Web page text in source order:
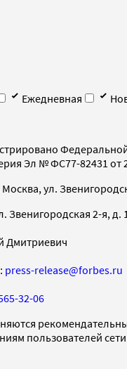
Ежедневная
Эл № ФС77-82431 от
ул.
2-я, д.
Дмитриевич
press-release@forbes.ru
32-06
пользователей